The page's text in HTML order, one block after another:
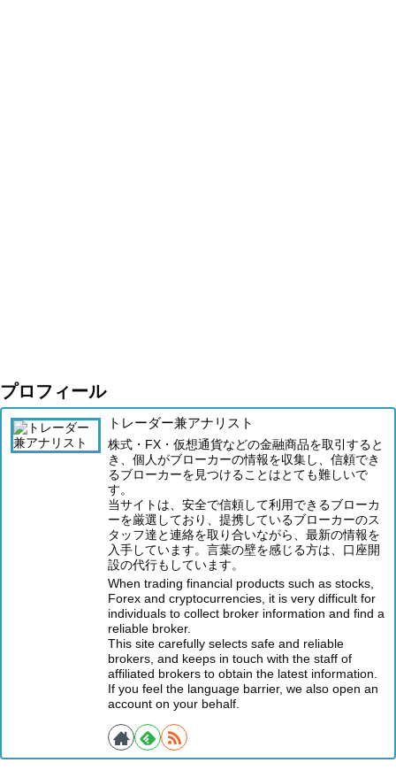
プロフィール
トレーダー兼アナリスト
株式・FX・仮想通貨などの金融商品を取引すると
き、個人がブローカーの情報を収集し、信頼でき
るブローカーを見つけることはとても難しいで
す。
当サイトは、安全で信頼して利用できるブローカ
ーを厳選しており、提携しているブローカーのス
タッフ達と連絡を取り合いながら、最新の情報を
入手しています。言葉の壁を感じる方は、口座開
設の代行もしています。
When trading financial products such as stocks,
Forex and cryptocurrencies, it is very difficult for
individuals to collect broker information and find a
reliable broker.
This site carefully selects safe and reliable
brokers, and keeps in touch with the staff of
affiliated brokers to obtain the latest information.
If you feel the language barrier, we also open an
account on your behalf.